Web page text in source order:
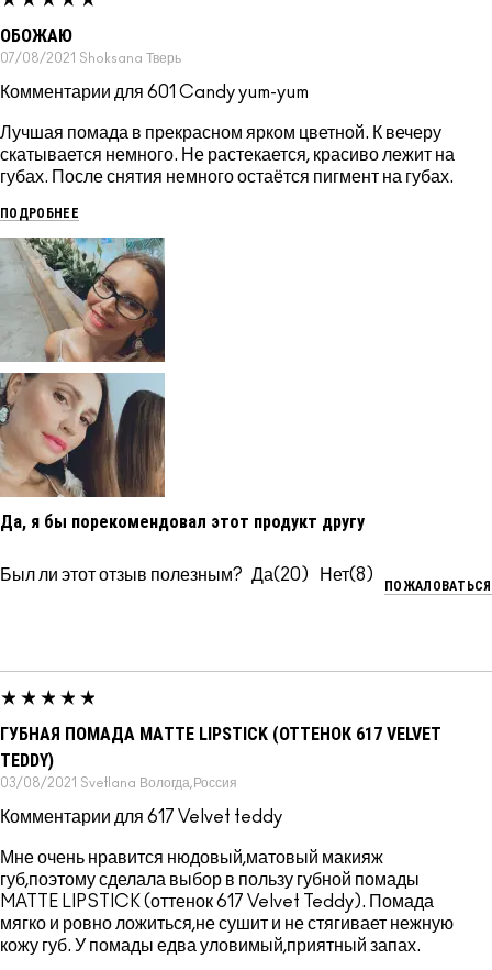
ОБОЖАЮ
07/08/2021 Shoksana Тверь
Комментарии для 601 Candy yum-yum
Лучшая помада в прекрасном ярком цветной. К вечеру
скатывается немного. Не растекается, красиво лежит на
губах. После снятия немного остаётся пигмент на губах.
ПОДРОБНЕЕ
Да, я бы порекомендовал этот продукт другу
Был ли этот отзыв полезным? 20 8
ПОЖАЛОВАТЬСЯ
ГУБНАЯ ПОМАДА MATTE LIPSTICK (ОТТЕНОК 617 VELVET
TEDDY)
03/08/2021 Svetlana Вологда,Россия
Комментарии для 617 Velvet teddy
Мне очень нравится нюдовый,матовый макияж
губ,поэтому сделала выбор в пользу губной помады
MATTE LIPSTICK (оттенок 617 Velvet Teddy). Помада
мягко и ровно ложиться,не сушит и не стягивает нежную
кожу губ. У помады едва уловимый,приятный запах.